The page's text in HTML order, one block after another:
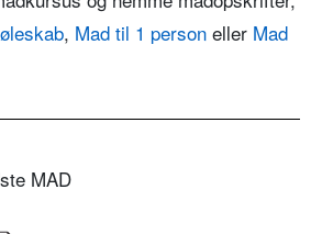
, Mad til 1 person eller Mad
MAD